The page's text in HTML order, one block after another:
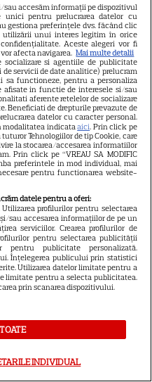
Universul Marvel.
făcut la Comic-Con i-
pe fani
se îmbracă de la
s-a lansat pe Disney+.
și Anne
revin la revista
gest
pentru Anne
și Emily Blunt la
se îmbracă de la
Ce salarii ar fi primit
decizie radicală
sau accesăm informații pe dispozitivul
unici pentru prelucrarea datelor cu
gestiona preferințele dvs. făcând clic
utilizării unui interes legitim în orice
Aceste alegeri vor fi
afecta navigarea. Mai multe detalii
si agentiile de publicitate
servicii de date analitice) prelucram
functioneze, pentru a personaliza
in functie de interesele si/sau
aferente retelelor de socializare
Beneficiati de drepturile prevazute de
datelor cu caracter personal.
modalitatea indicataaici. Prin click pe
tuturor Tehnologiilor de tip Cookie, care
la stocarea/accesarea informatiilor
Prin click pe “VREAU SA MODIFIC
preferintele in mod individual, mai
pentru functionarea website-
datele pentru a oferi:
profilurilor pentru selectarea
sau accesarea informațiilor de pe un
serviciilor. Crearea profilurilor de
pentru selectarea publicității
pentru publicitate personalizată.
Înțelegerea publicului prin statistici
Utilizarea datelor limitate pentru a
limitate pentru a selecta publicitatea.
prin scanarea dispozitivului.
INDIVIDUAL